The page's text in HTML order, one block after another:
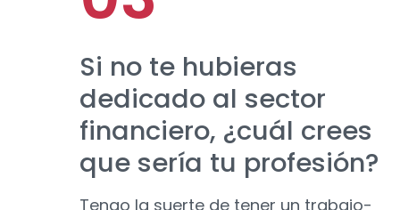
Si no te hubieras
dedicado al sector
financiero, ¿cuál crees
que sería tu profesión?
Tengo la suerte de tener un trabajo-